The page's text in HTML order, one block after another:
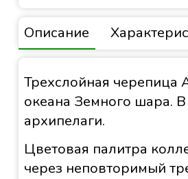
Описание
Трехслойная черепица
океана Земного шара.
архипелаги.
Цветовая палитра
через неповторимый